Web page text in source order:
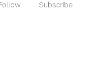
Subscribe